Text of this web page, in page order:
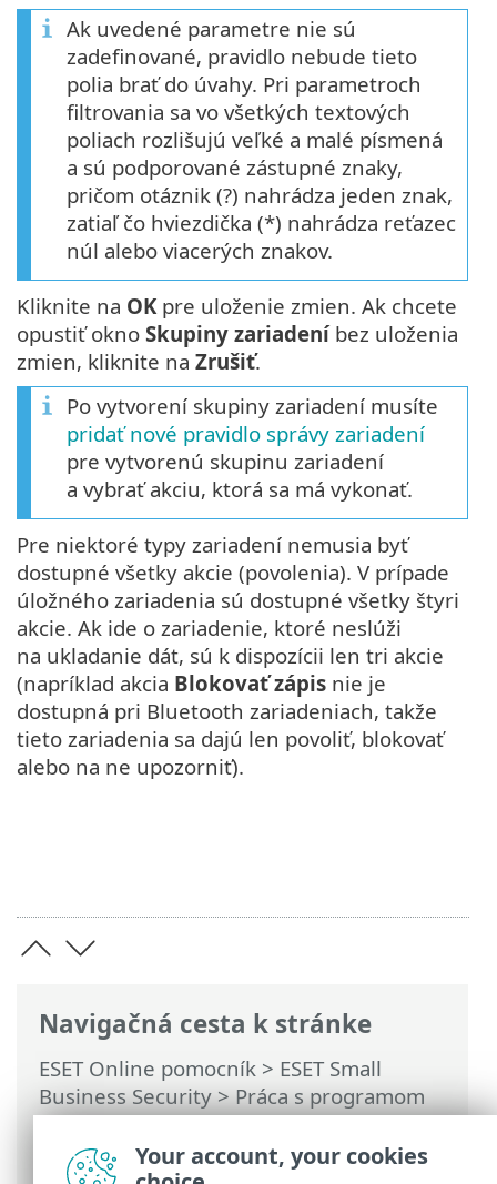
Navigačná cesta k stránke
ESET Online pomocník > ESET Small
Business Security>Práca s programom
ESET Small Business Security>Rozšírené
nastavenia>Ochrana>Správa zariadení
Ak uvedené parametre nie sú
zadefinované, pravidlo nebude tieto
polia brať do úvahy. Pri parametroch
filtrovania sa vo všetkých textových
poliach rozlišujú veľké a malé písmená
a sú podporované zástupné znaky,
pričom otáznik (?) nahrádza jeden znak,
zatiaľ čo hviezdička (*) nahrádza reťazec
núl alebo viacerých znakov.
Kliknite na OKpre uloženie zmien. Ak chcete
opustiť okno Skupiny zariadeníbez uloženia
zmien, kliknite na Zrušiť.
Po vytvorení skupiny zariadení musíte
pridať nové pravidlo správy zariadení
pre vytvorenú skupinu zariadení
a vybrať akciu, ktorá sa má vykonať.
Pre niektoré typy zariadení nemusia byť
dostupné všetky akcie (povolenia). V prípade
úložného zariadenia sú dostupné všetky štyri
akcie. Ak ide o zariadenie, ktoré neslúži
na ukladanie dát, sú k dispozícii len tri akcie
(napríklad akcia Blokovať zápis nie je
dostupná pri Bluetooth zariadeniach, takže
tieto zariadenia sa dajú len povoliť, blokovať
alebo na ne upozorniť).
Your account, your cookies